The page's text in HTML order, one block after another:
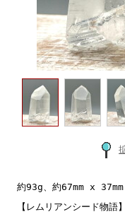
約93g、約67mm x
【レムリアンシード物語】